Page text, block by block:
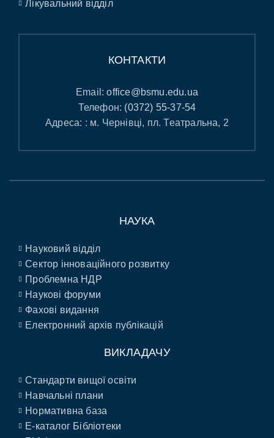
Лікувальний відділ
КОНТАКТИ
Email:office@bsmu.edu.ua
Телефон: (0372) 55-37-54
Адреса: : м. Чернівці, пл. Театральна, 2
НАУКА
Науковий відділ
Сектор інноваційного розвитку
Проблемна НДР
Наукові форуми
Фахові видання
Електронний архів публікацій
ВИКЛАДАЧУ
Стандарти вищої освіти
Навчальні плани
Нормативна база
E-каталог Бібліотеки